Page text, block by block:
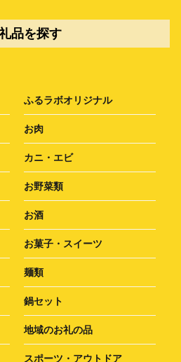
品を探す
ふるラボオリジナル
お肉
カニ・エビ
お野菜類
お酒
お菓子・スイーツ
麺類
鍋セット
地域のお礼の品
スポーツ・アウトドア